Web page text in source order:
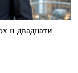
и двадцати